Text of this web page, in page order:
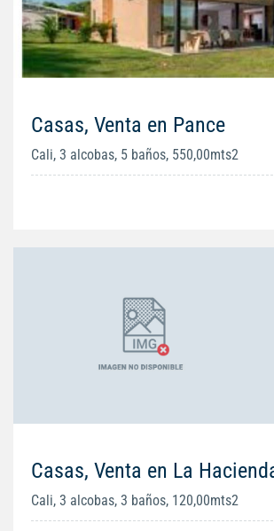
Casas, Venta en Pance
Cali, 3 alcobas, 5 baños, 550,00mts2
Casas, Venta en La
Cali, 3 alcobas, 3 baños, 120,00mts2